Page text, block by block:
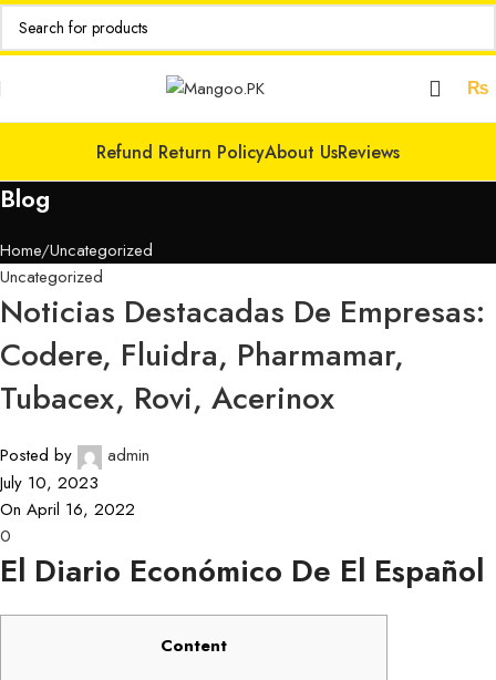
₨
Refund Return PolicyAbout UsReviews
Blog
Home Uncategorized
Uncategorized
Noticias Destacadas De Empresas:
Codere, Fluidra, Pharmamar,
Tubacex, Rovi, Acerinox
Posted by
admin
July 10, 2023
On April 16, 2022
0
El Diario Económico De El Español
Content